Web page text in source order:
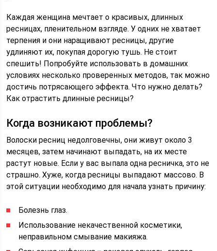
Каждая женщина мечтает о красивых, длинных
ресницах, пленительном взгляде. У одних не хватает
терпения и они наращивают ресницы, другие
удлиняют их, покупая дорогую тушь. Не стоит
спешить! Попробуйте использовать в домашних
условиях несколько проверенных методов, так можно
достичь потрясающего эффекта. Что нужно делать?
Как отрастить длинные ресницы?
Когда возникают проблемы?
Волоски ресниц недолговечны, они живут около 3
месяцев, затем начинают выпадать, на их месте
растут новые. Если у вас выпала одна ресничка, это не
страшно. Хуже, когда ресницы выпадают массово. В
этой ситуации необходимо для начала узнать причину:
Болезнь глаз.
Использование некачественной косметики,
неправильном смывание макияжа.